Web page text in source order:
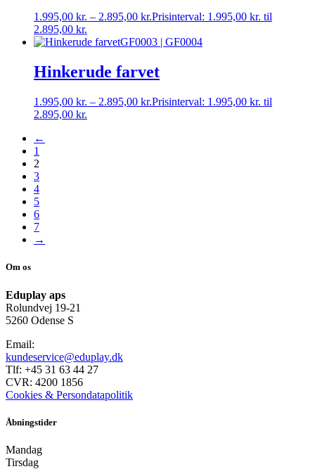
1.995,00 kr. – 2.895,00 kr.Prisinterval: 1.995,00 kr. til
2.895,00 kr.
GF0003 | GF0004
Hinkerude farvet
1.995,00 kr. – 2.895,00 kr.Prisinterval: 1.995,00 kr. til
2.895,00 kr.
←
1
2
3
4
5
6
7
→
Om os
Eduplay aps
Rolundvej 19-21
5260 Odense S
Email:
kundeservice@eduplay.dk
Tlf: +45 31 63 44 27
CVR: 4200 1856
Cookies & Persondatapolitik
Åbningstider
Mandag
Tirsdag